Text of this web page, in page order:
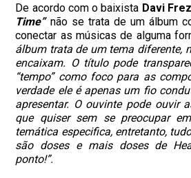
De acordo com o baixista Davi
Time”não se trata de um álbum
conectar as músicas de alguma
álbum trata de um tema diferente,
encaixam. O título pode
“tempo” como foco para as
verdade ele é apenas um fio
apresentar. O ouvinte pode ouvir
que quiser sem se preocupar
temática especifica, entretanto,
são doses e mais doses de
ponto!”.